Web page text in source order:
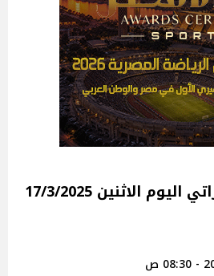
سعر الدرهم الإماراتي اليوم الاثنين 17/3/2025